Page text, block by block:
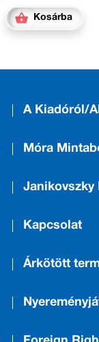
Krisztina,
Emőke, Vig
Kosárba
A Kiadóról/
Móra
Janikovszky
Kapcsolat
Árkötött